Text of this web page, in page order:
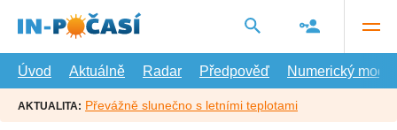
hlavní
Úvod
Aktuálně Radar Předpověď Numerický model
AKTUALITA: Převážně slunečno s letními teplotami